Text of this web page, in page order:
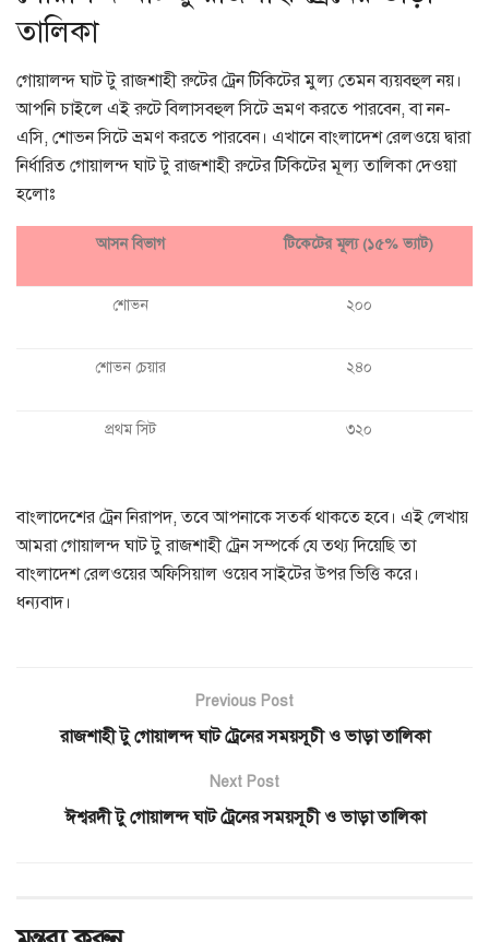
তালিকা
গোয়ালন্দ ঘাট টু রাজশাহী রুটের ট্রেন টিকিটের মুল্য তেমন ব্যয়বহুল নয়।
আপনি চাইলে এই রুটে বিলাসবহুল সিটে ভ্রমণ করতে পারবেন, বা নন-
এসি, শোভন সিটে ভ্রমণ করতে পারবেন। এখানে বাংলাদেশ রেলওয়ে দ্বারা
নির্ধারিত গোয়ালন্দ ঘাট টু রাজশাহী রুটের টিকিটের মূল্য তালিকা দেওয়া
হলোঃ
আসন বিভাগ টিকেটের মূল্য (১৫% ভ্যাট)
শোভন ২০০
শোভন চেয়ার ২৪০
প্রথম সিট ৩২০
বাংলাদেশের ট্রেন নিরাপদ, তবে আপনাকে সতর্ক থাকতে হবে। এই লেখায়
আমরা গোয়ালন্দ ঘাট টু রাজশাহী ট্রেন সম্পর্কে যে তথ্য দিয়েছি তা
বাংলাদেশ রেলওয়ের অফিসিয়াল ওয়েব সাইটের উপর ভিত্তি করে।
ধন্যবাদ।
Previous Post
রাজশাহী টু গোয়ালন্দ ঘাট ট্রেনের সময়সূচী ও ভাড়া তালিকা
Next Post
ঈশ্বরদী টু গোয়ালন্দ ঘাট ট্রেনের সময়সূচী ও ভাড়া তালিকা